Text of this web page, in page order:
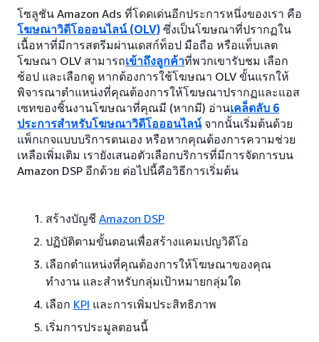
โซลูชัน Amazon Ads ที่โดดเด่นอีกประการหนึ่งของเรา คือ
โฆษณาวิดีโอออนไลน์ (OLV) ซึ่งเป็นโฆษณาที่ปรากฏใน
เนื้อหาที่มีการสตรีมผ่านเดสก์ท็อป มือถือ หรือแท็บเลต
โฆษณา OLV สามารถเข้าถึงลูกค้าที่พวกเขารับชม เลือก
ช้อป และเลือกดู หากต้องการใช้โฆษณา OLV ขั้นแรกให้
พิจารณาตำแหน่งที่คุณต้องการให้โฆษณาปรากฏและแอส
เซทของชิ้นงานโฆษณาที่คุณมี (หากมี) อ่านเคล็ดลับ 6
ประการสำหรับโฆษณาวิดีโอออนไลน์จากนั้นเริ่มต้นด้วย
แพ็กเกจแบบบริการตนเอง หรือหากคุณต้องการความช่วย
เหลือเพิ่มเติม เรายังเสนอตัวเลือกบริการที่มีการจัดการบน
Amazon DSP อีกด้วย ต่อไปนี้คือวิธีการเริ่มต้น
สร้างบัญชี Amazon DSP
ปฏิบัติตามขั้นตอนเพื่อสร้างแคมเปญวิดีโอ
เลือกตำแหน่งที่คุณต้องการให้โฆษณาของคุณ
ทำงาน และสำหรับกลุ่มเป้าหมายกลุ่มใด
เลือก KPI และการเพิ่มประสิทธิภาพ
เริ่มการประมูลตอนนี้